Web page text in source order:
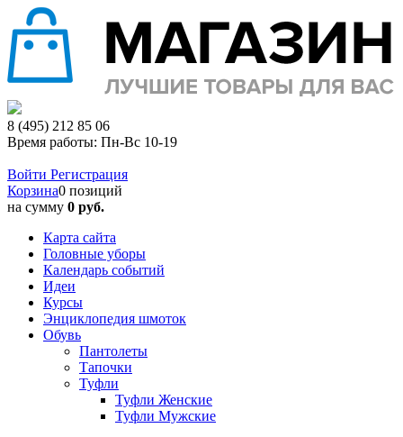
8 (495) 212 85 06
Время работы: Пн-Вс 10-19
Войти Регистрация
Корзина0 позиций
на сумму 0 руб.
Карта сайта
Головные уборы
Календарь событий
Идеи
Курсы
Энциклопедия шмоток
Обувь
Пантолеты
Тапочки
Туфли
Туфли Женские
Туфли Мужские